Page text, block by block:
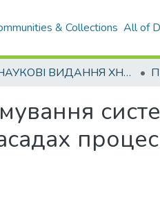
& Collections All of
НАУКОВІ ВИДАННЯ ХНАДУ